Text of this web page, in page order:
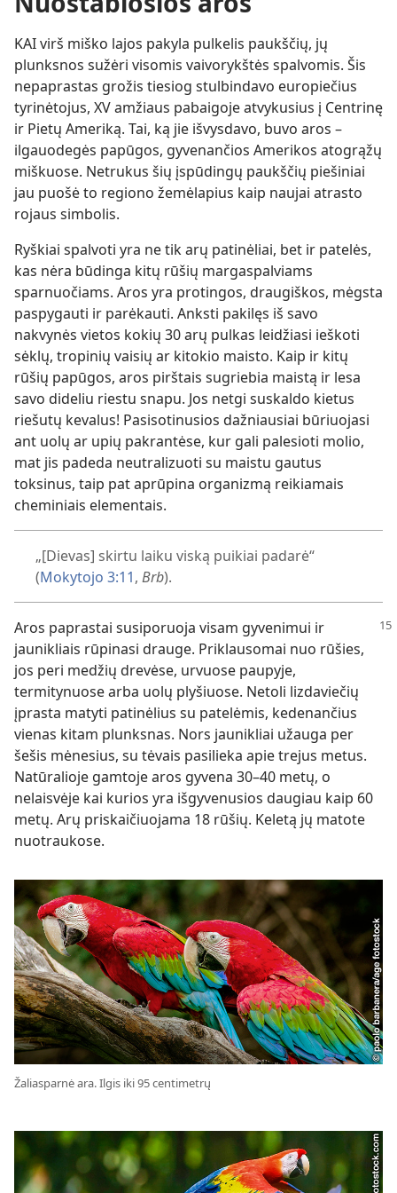
KAI virš miško lajos pakyla pulkelis paukščių, jų
plunksnos sužėri visomis vaivorykštės spalvomis. Šis
nepaprastas grožis tiesiog stulbindavo europiečius
tyrinėtojus, XV amžiaus pabaigoje atvykusius į Centrinę
ir Pietų Ameriką. Tai, ką jie išvysdavo, buvo aros –
ilgauodegės papūgos, gyvenančios Amerikos atogrąžų
miškuose. Netrukus šių įspūdingų paukščių piešiniai
jau puošė to regiono žemėlapius kaip naujai atrasto
rojaus simbolis.
Ryškiai spalvoti yra ne tik arų patinėliai, bet ir patelės,
kas nėra būdinga kitų rūšių margaspalviams
sparnuočiams. Aros yra protingos, draugiškos, mėgsta
paspygauti ir parėkauti. Anksti pakilęs iš savo
nakvynės vietos kokių 30 arų pulkas leidžiasi ieškoti
sėklų, tropinių vaisių ar kitokio maisto. Kaip ir kitų
rūšių papūgos, aros pirštais sugriebia maistą ir lesa
savo dideliu riestu snapu. Jos netgi suskaldo kietus
riešutų kevalus! Pasisotinusios dažniausiai būriuojasi
ant uolų ar upių pakrantėse, kur gali palesioti molio,
mat jis padeda neutralizuoti su maistu gautus
toksinus, taip pat aprūpina organizmą reikiamais
cheminiais elementais.
„[Dievas] skirtu laiku viską puikiai padarė“
(Mokytojo 3:11, Brb).
Aros paprastai susiporuoja visam gyvenimui ir
jaunikliais rūpinasi drauge. Priklausomai nuo rūšies,
jos peri medžių drevėse, urvuose paupyje,
termitynuose arba uolų plyšiuose. Netoli lizdaviečių
įprasta matyti patinėlius su patelėmis, kedenančius
vienas kitam plunksnas. Nors jaunikliai užauga per
šešis mėnesius, su tėvais pasilieka apie trejus metus.
Natūralioje gamtoje aros gyvena 30–40 metų, o
nelaisvėje kai kurios yra išgyvenusios daugiau kaip 60
metų. Arų priskaičiuojama 18 rūšių. Keletą jų matote
nuotraukose.
Žaliasparnė ara. Ilgis iki 95 centimetrų